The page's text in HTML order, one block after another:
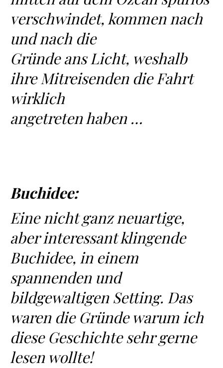
verschwindet, kommen nach
und nach die
Gründe ans Licht, weshalb
ihre Mitreisenden die Fahrt
wirklich
angetreten haben …
Buchidee:
Eine nicht ganz neuartige,
aber interessant klingende
Buchidee, in einem
spannenden und
bildgewaltigen Setting. Das
waren die Gründe warum ich
diese Geschichte sehr gerne
lesen wollte!